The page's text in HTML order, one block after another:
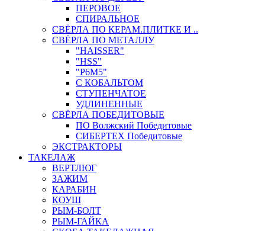
ПЕРОВОЕ
СПИРАЛЬНОЕ
СВЁРЛА ПО КЕРАМ.ПЛИТКЕ И ..
СВЁРЛА ПО МЕТАЛЛУ
"HAISSER"
"HSS"
"Р6М5"
С КОБАЛЬТОМ
СТУПЕНЧАТОЕ
УДЛИНЕННЫЕ
СВЁРЛА ПОБЕДИТОВЫЕ
ПО Волжский Победитовые
СИБЕРТЕХ Победитовые
ЭКСТРАКТОРЫ
ТАКЕЛАЖ
ВЕРТЛЮГ
ЗАЖИМ
КАРАБИН
КОУШ
РЫМ-БОЛТ
РЫМ-ГАЙКА